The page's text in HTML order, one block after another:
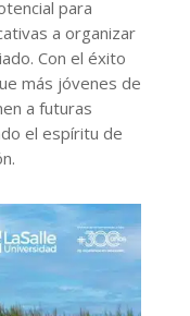
para
a organizar
Con el éxito
más jóvenes de
a futuras
el espíritu de